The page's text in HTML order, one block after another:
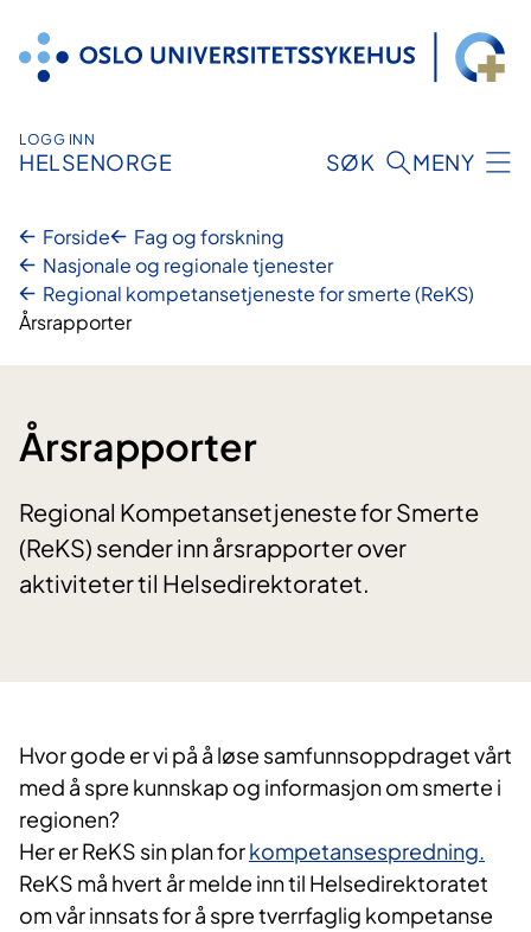
innhold
LOGG INN
HELSENORGE SØK MENY
Forside
Fag og forskning
Nasjonale og regionale tjenester
Regional kompetansetjeneste for smerte (ReKS)
Årsrapporter
Årsrapporter
Regional Kompetansetjeneste for Smerte
(ReKS) sender inn årsrapporter over
aktiviteter til Helsedirektoratet.
​Hvor gode er vi på å løse samfunnsoppdraget vårt
med å spre kunnskap og informasjon om smerte i
regionen?
Her er ReKS sin plan forkompetansespredning.
ReKS må hvert år melde inn til Helsedirektoratet
om vår innsats for å spre tverrfaglig kompetanse